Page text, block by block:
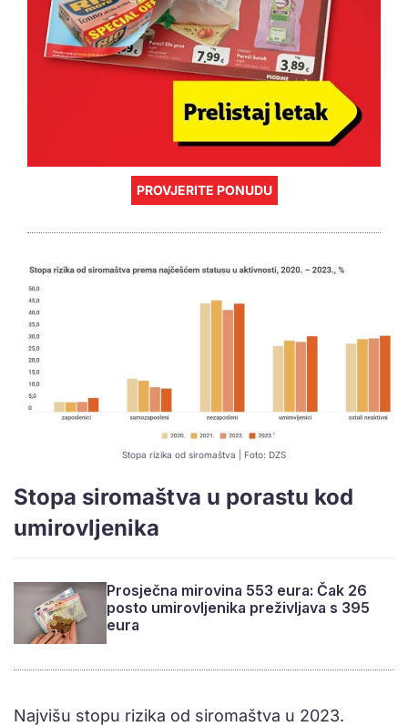
PROVJERITE PONUDU
Stopa rizika od siromaštva | Foto: DZS
Stopa siromaštva u porastu kod
umirovljenika
Prosječna mirovina 553 eura: Čak 26
posto umirovljenika preživljava s 395
eura
Najvišu stopu rizika od siromaštva u 2023.